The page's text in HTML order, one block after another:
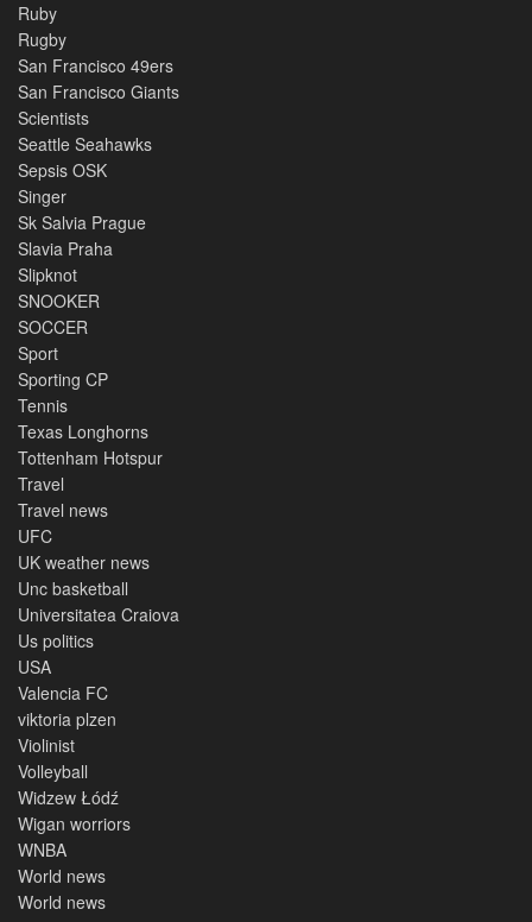
Ruby
Rugby
San Francisco 49ers
San Francisco Giants
Scientists
Seattle Seahawks
Sepsis OSK
Singer
Sk Salvia Prague
Slavia Praha
Slipknot
SNOOKER
SOCCER
Sport
Sporting CP
Tennis
Texas Longhorns
Tottenham Hotspur
Travel
Travel news
UFC
UK weather news
Unc basketball
Universitatea Craiova
Us politics
USA
Valencia FC
viktoria plzen
Violinist
Volleyball
Widzew Łódź
Wigan worriors
WNBA
World news
World news